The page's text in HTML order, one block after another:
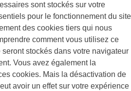
sont stockés sur votre
pour le fonctionnement du site
des cookies tiers qui nous
comment vous utilisez ce
stockés dans votre navigateur
Vous avez également la
cookies. Mais la désactivation de
avoir un effet sur votre expérience